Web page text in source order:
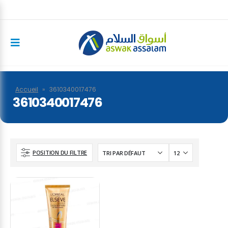
Accueil » 3610340017476
3610340017476
POSITION DU FILTRE